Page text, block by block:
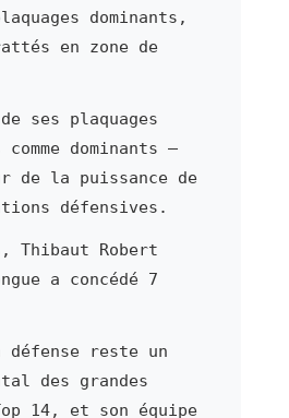
dominants,
en zone de
ses plaquages
dominants —
de la puissance de
défensives.
Thibaut Robert
a concédé 7
reste un
des grandes
14, et son équipe